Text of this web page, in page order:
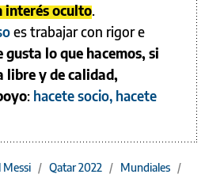
interés oculto.
es trabajar con rigor e
gusta lo que hacemos, si
libre y de calidad,
: hacete socio, hacete
Messi / Qatar 2022 / Mundiales /